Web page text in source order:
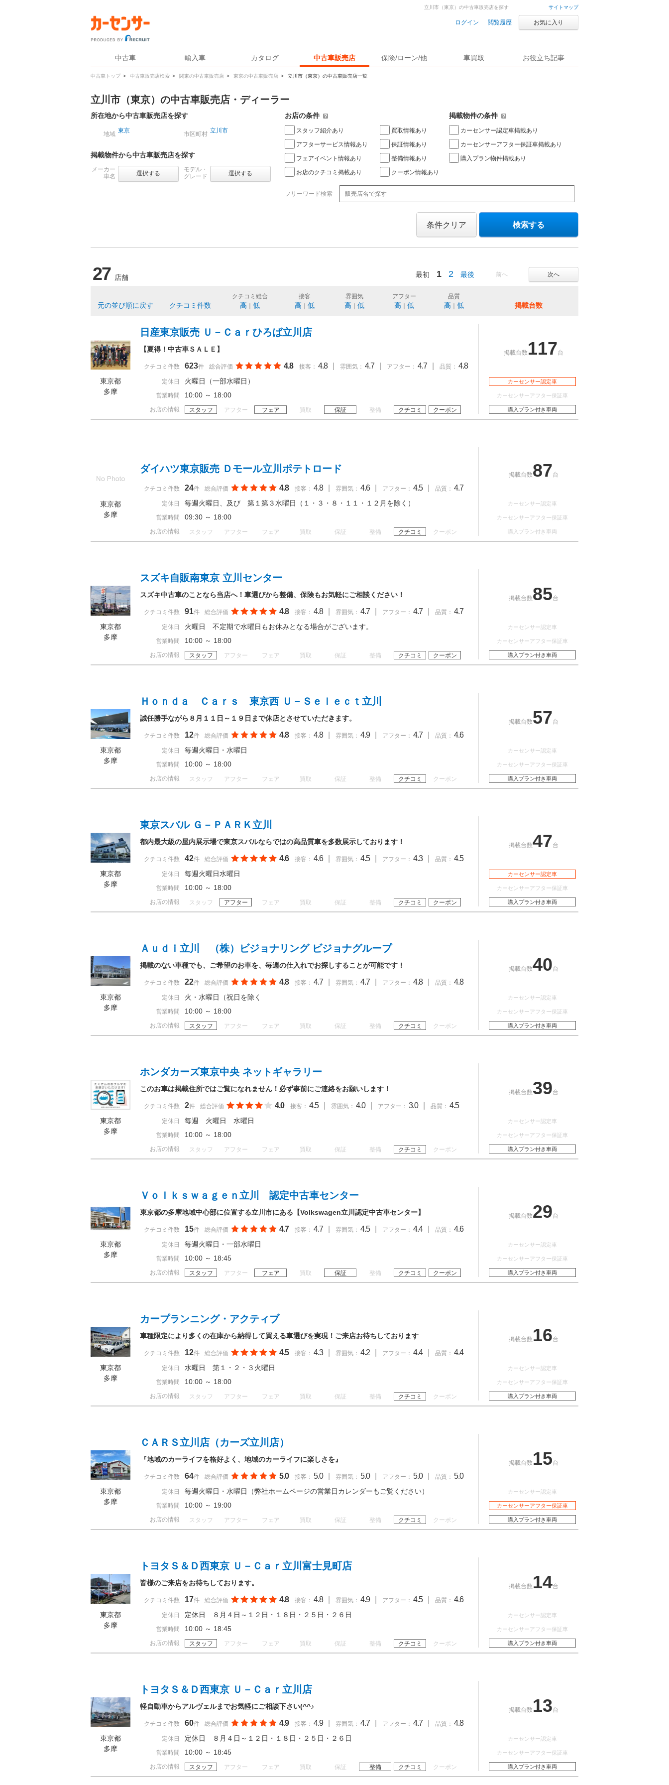
サイトマップ
ログイン 閲覧履歴 お気に入り
中古車 輸入車 カタログ 中古車販売店 保険/ローン/他 車買取 お役立ち記事
中古車トップ > 中古車販売店検索 > 関東の中古車販売店 > 東京の中古車販売店 > 立川市（東京）の中古車販売店一覧
立川市（東京）の中古車販売店を探す
立川市（東京）の中古車販売店・ディーラー
所在地から中古車販売店を探す
地域 東京 市区町村 立川市
掲載物件から中古車販売店を探す
メーカー
車名
選択する
モデル・
グレード
選択する
お店の条件
スタッフ紹介あり
アフターサービス情報あり
フェアイベント情報あり
お店のクチコミ掲載あり
買取情報あり
保証情報あり
整備情報あり
クーポン情報あり
掲載物件の条件
カーセンサー認定車掲載あり
カーセンサーアフター保証車掲載あり
購入プラン物件掲載あり
フリーワード検索
条件クリア 検索する
27 店舗 前へ 次へ
最初 1 2 最後
元の並び順に戻す クチコミ件数
クチコミ総合
高 低
接客
高 低
雰囲気
高 低
アフター
高 低
品質
高 低 掲載台数
東京都
多摩
日産東京販売 Ｕ－Ｃａｒひろば立川店
【夏得！中古車ＳＡＬＥ】
クチコミ件数 623件 総合評価 4.8 接客： 4.8 雰囲気： 4.7 アフター： 4.7 品質： 4.8
定休日 火曜日（一部水曜日）
営業時間 10:00 ～ 18:00
お店の情報 スタッフ アフター フェア 買取 保証 整備 クチコミ クーポン
掲載台数 117台
カーセンサー認定車
カーセンサーアフター保証車
購入プラン付き車両
東京都
多摩
ダイハツ東京販売 Ｄモール立川ポテトロード
クチコミ件数 24件 総合評価 4.8 接客： 4.8 雰囲気： 4.6 アフター： 4.5 品質： 4.7
定休日 毎週火曜日、及び 第１第３水曜日（１・３・８・１１・１２月を除く）
営業時間 09:30 ～ 18:00
お店の情報 スタッフ アフター フェア 買取 保証 整備 クチコミ クーポン
掲載台数87台
カーセンサー認定車
カーセンサーアフター保証車
購入プラン付き車両
東京都
多摩
スズキ自販南東京 立川センター
スズキ中古車のことなら当店へ！車選びから整備、保険もお気軽にご相談ください！
クチコミ件数 91件 総合評価 4.8 接客： 4.8 雰囲気： 4.7 アフター： 4.7 品質： 4.7
定休日 火曜日 不定期で水曜日もお休みとなる場合がございます。
営業時間 10:00 ～ 18:00
お店の情報 スタッフ アフター フェア 買取 保証 整備 クチコミ クーポン
掲載台数85台
カーセンサー認定車
カーセンサーアフター保証車
購入プラン付き車両
東京都
多摩
Ｈｏｎｄａ Ｃａｒｓ 東京西 Ｕ－Ｓｅｌｅｃｔ立川
誠任勝手ながら８月１１日～１９日まで休店とさせていただきます。
クチコミ件数 12件 総合評価 4.8 接客： 4.8 雰囲気： 4.9 アフター： 4.7 品質： 4.6
定休日 毎週火曜日・水曜日
営業時間 10:00 ～ 18:00
お店の情報 スタッフ アフター フェア 買取 保証 整備 クチコミ クーポン
掲載台数57台
カーセンサー認定車
カーセンサーアフター保証車
購入プラン付き車両
東京都
多摩
東京スバル Ｇ－ＰＡＲＫ立川
都内最大級の屋内展示場で東京スバルならではの高品質車を多数展示しております！
クチコミ件数 42件 総合評価 4.6 接客： 4.6 雰囲気： 4.5 アフター： 4.3 品質： 4.5
定休日 毎週火曜日水曜日
営業時間 10:00 ～ 18:00
お店の情報 スタッフ アフター フェア 買取 保証 整備 クチコミ クーポン
掲載台数47台
カーセンサー認定車
カーセンサーアフター保証車
購入プラン付き車両
東京都
多摩
Ａｕｄｉ立川 （株）ビジョナリング ビジョナグループ
掲載のない車種でも、ご希望のお車を、毎週の仕入れでお探しすることが可能です！
クチコミ件数 22件 総合評価 4.8 接客： 4.7 雰囲気： 4.7 アフター： 4.8 品質： 4.8
定休日 火・水曜日（祝日を除く
営業時間 10:00 ～ 18:00
お店の情報 スタッフ アフター フェア 買取 保証 整備 クチコミ クーポン
掲載台数40台
カーセンサー認定車
カーセンサーアフター保証車
購入プラン付き車両
東京都
多摩
ホンダカーズ東京中央 ネットギャラリー
このお車は掲載住所ではご覧になれません！必ず事前にご連絡をお願いします！
クチコミ件数 2件 総合評価 4.0 接客： 4.5 雰囲気： 4.0 アフター： 3.0 品質： 4.5
定休日 毎週 火曜日 水曜日
営業時間 10:00 ～ 18:00
お店の情報 スタッフ アフター フェア 買取 保証 整備 クチコミ クーポン
掲載台数39台
カーセンサー認定車
カーセンサーアフター保証車
購入プラン付き車両
東京都
多摩
Ｖｏｌｋｓｗａｇｅｎ立川 認定中古車センター
東京都の多摩地域中心部に位置する立川市にある【Volkswagen立川認定中古車センター】
クチコミ件数 15件 総合評価 4.7 接客： 4.7 雰囲気： 4.5 アフター： 4.4 品質： 4.6
定休日 毎週火曜日・一部水曜日
営業時間 10:00 ～ 18:45
お店の情報 スタッフ アフター フェア 買取 保証 整備 クチコミ クーポン
掲載台数29台
カーセンサー認定車
カーセンサーアフター保証車
購入プラン付き車両
東京都
多摩
カープランニング・アクティブ
車種限定により多くの在庫から納得して買える車選びを実現！ご来店お待ちしております
クチコミ件数 12件 総合評価 4.5 接客： 4.3 雰囲気： 4.2 アフター： 4.4 品質： 4.4
定休日 水曜日 第１・２・３火曜日
営業時間 10:00 ～ 18:00
お店の情報 スタッフ アフター フェア 買取 保証 整備 クチコミ クーポン
掲載台数 16台
カーセンサー認定車
カーセンサーアフター保証車
購入プラン付き車両
東京都
多摩
ＣＡＲＳ立川店（カーズ立川店）
『地域のカーライフを格好よく、地域のカーライフに楽しさを』
クチコミ件数 64件 総合評価 5.0 接客： 5.0 雰囲気： 5.0 アフター： 5.0 品質： 5.0
定休日 毎週火曜日・水曜日（弊社ホームページの営業日カレンダーもご覧ください）
営業時間 10:00 ～ 19:00
お店の情報 スタッフ アフター フェア 買取 保証 整備 クチコミ クーポン
掲載台数 15台
カーセンサー認定車
カーセンサーアフター保証車
購入プラン付き車両
東京都
多摩
トヨタＳ＆Ｄ西東京 Ｕ－Ｃａｒ立川富士見町店
皆様のご来店をお待ちしております。
クチコミ件数 17件 総合評価 4.8 接客： 4.8 雰囲気： 4.9 アフター： 4.5 品質： 4.6
定休日 定休日 ８月４日～１２日・１８日・２５日・２６日
営業時間 10:00 ～ 18:45
お店の情報 スタッフ アフター フェア 買取 保証 整備 クチコミ クーポン
掲載台数 14台
カーセンサー認定車
カーセンサーアフター保証車
購入プラン付き車両
東京都
多摩
トヨタＳ＆Ｄ西東京 Ｕ－Ｃａｒ立川店
軽自動車からアルヴェルまでお気軽にご相談下さい(^^♪
クチコミ件数 60件 総合評価 4.9 接客： 4.9 雰囲気： 4.7 アフター： 4.7 品質： 4.8
定休日 定休日 ８月４日～１２日・１８日・２５日・２６日
営業時間 10:00 ～ 18:45
お店の情報 スタッフ アフター フェア 買取 保証 整備 クチコミ クーポン
掲載台数 13台
カーセンサー認定車
カーセンサーアフター保証車
購入プラン付き車両